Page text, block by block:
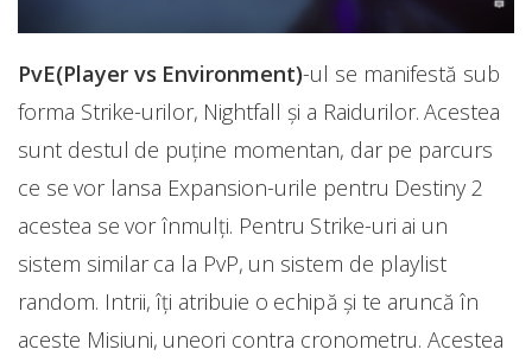
PvE(Player vs Environment)-ul se manifestă sub
forma Strike-urilor, Nightfall și a Raidurilor. Acestea
sunt destul de puține momentan, dar pe parcurs
ce se vor lansa Expansion-urile pentru Destiny 2
acestea se vor înmulți. Pentru Strike-uri ai un
sistem similar ca la PvP, un sistem de playlist
random. Intrii, îți atribuie o echipă și te aruncă în
aceste Misiuni, uneori contra cronometru. Acestea